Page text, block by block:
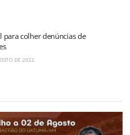
para colher denúncias de
DE 2022